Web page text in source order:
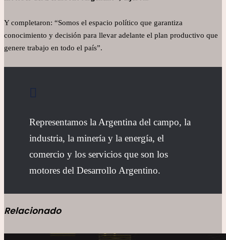
Y completaron: “Somos el espacio político que garantiza
conocimiento y decisión para llevar adelante el plan productivo que
genere trabajo en todo el país”.
Representamos la Argentina del campo, la
industria, la minería y la energía, el
comercio y los servicios que son los
motores del Desarrollo Argentino.
Relacionado